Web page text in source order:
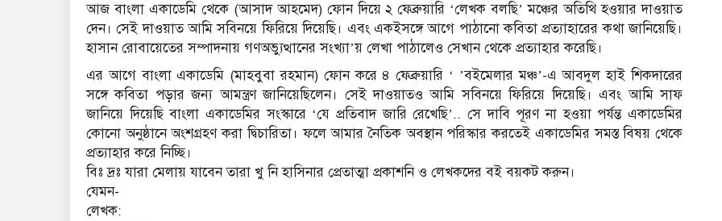
আজ বাংলা একাডেমি থেকে (আসাদ আহমেদ) ফোন দিয়ে ২ ফেব্রুয়ারি ‘লেখক বলছি’ মঞ্চের অতিথি হওয়ার দাওয়াত
দেন। সেই দাওয়াত আমি সবিনয়ে ফিরিয়ে দিয়েছি। এবং একইসঙ্গে আগে পাঠানো কবিতা প্রত্যাহারের কথা জানিয়েছি।
হাসান রোবায়েতের সম্পাদনায় গণঅভ্যুত্থানের সংখ্যা’য় লেখা পাঠালেও সেখান থেকে প্রত্যাহার করেছি।
এর আগে বাংলা একাডেমি (মাহবুবা রহমান) ফোন করে ৪ ফেব্রুয়ারি ‘ ’বইমেলার মঞ্চ’-এ আবদুল হাই শিকদারের
সঙ্গে কবিতা পড়ার জন্য আমন্ত্রণ জানিয়েছিলেন। সেই দাওয়াতও আমি সবিনয়ে ফিরিয়ে দিয়েছি। এবং আমি সাফ
জানিয়ে দিয়েছি বাংলা একাডেমির সংস্কারে ‘যে প্রতিবাদ জারি রেখেছি’.. সে দাবি পূরণ না হওয়া পর্যন্ত একাডেমির
কোনো অনুষ্ঠানে অংশগ্রহণ করা দ্বিচারিতা। ফলে আমার নৈতিক অবস্থান পরিস্কার করতেই একাডেমির সমস্ত বিষয় থেকে
প্রত্যাহার করে নিচ্ছি।
বিঃ দ্রঃ যারা মেলায় যাবেন তারা খু নি হাসিনার প্রেতাত্মা প্রকাশনি ও লেখকদের বই বয়কট করুন।
যেমন-
লেখক: